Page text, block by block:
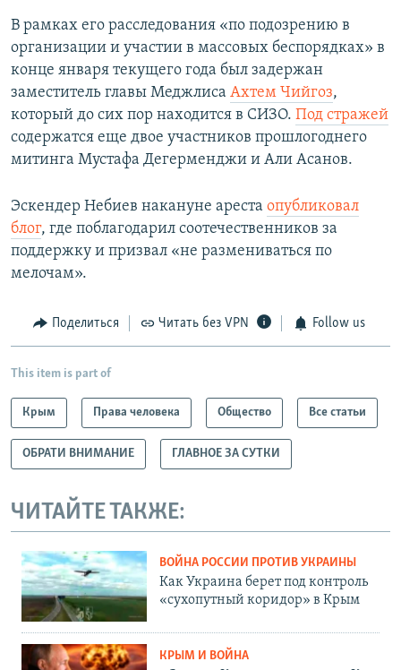
В рамках его расследования «по подозрению в
организации и участии в массовых беспорядках» в
конце января текущего года был задержан
заместитель главы Меджлиса Ахтем Чийгоз,
который до сих пор находится в СИЗО. Под стражей
содержатся еще двое участников прошлогоднего
митинга Мустафа Дегерменджи и Али Асанов.
Эскендер Небиев накануне ареста опубликовал
блог, где поблагодарил соотечественников за
поддержку и призвал «не размениваться по
мелочам».
Поделиться Читать без VPN Follow us
This item is part of
Крым Права человека Общество Все статьи
ОБРАТИ ВНИМАНИЕ ГЛАВНОЕ ЗА СУТКИ
ЧИТАЙТЕ ТАКЖЕ:
ВОЙНА РОССИИ ПРОТИВ УКРАИНЫ
Как Украина берет под контроль
«сухопутный коридор» в Крым
КРЫМ И ВОЙНА